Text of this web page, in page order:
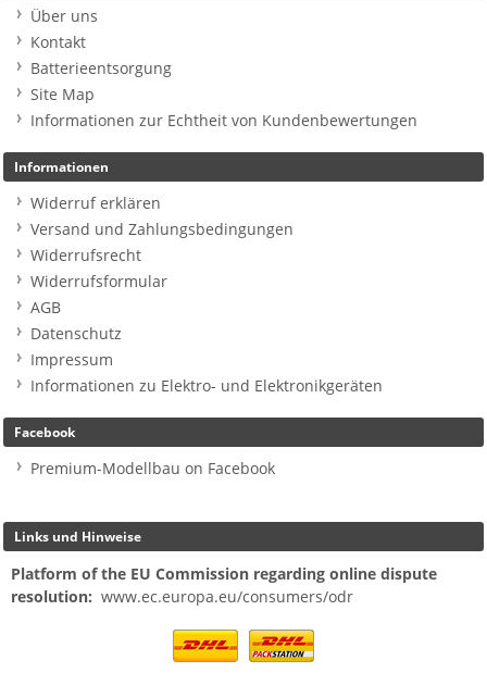
Über uns
Kontakt
Batterieentsorgung
Site Map
Informationen zur Echtheit von Kundenbewertungen
Informationen
Widerruf erklären
Versand und Zahlungsbedingungen
Widerrufsrecht
Widerrufsformular
AGB
Datenschutz
Impressum
Informationen zu Elektro- und Elektronikgeräten
Facebook
Premium-Modellbau on Facebook
Links und Hinweise
Platform of the EU Commission regarding online dispute
resolution: www.ec.europa.eu/consumers/odr